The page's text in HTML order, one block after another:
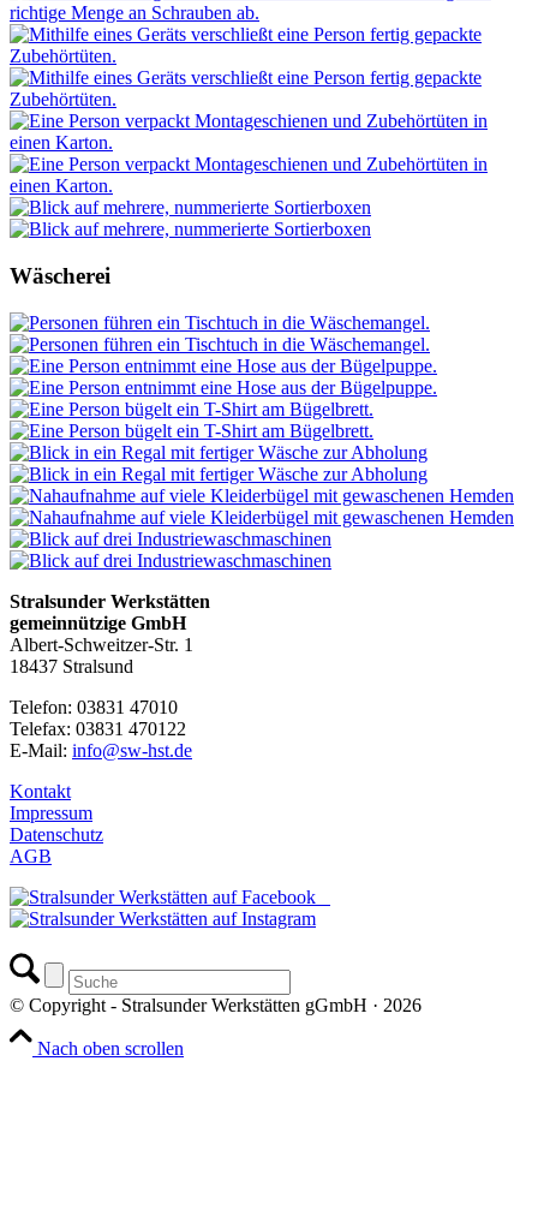
Wäscherei
Stralsunder Werkstätten
gemeinnützige GmbH
Albert-Schweitzer-Str. 1
18437 Stralsund
Telefon: 03831 47010
Telefax: 03831 470122
E-Mail: info@sw-hst.de
Kontakt
Impressum
Datenschutz
AGB
© Copyright - Stralsunder Werkstätten gGmbH · 2026
Nach oben scrollen